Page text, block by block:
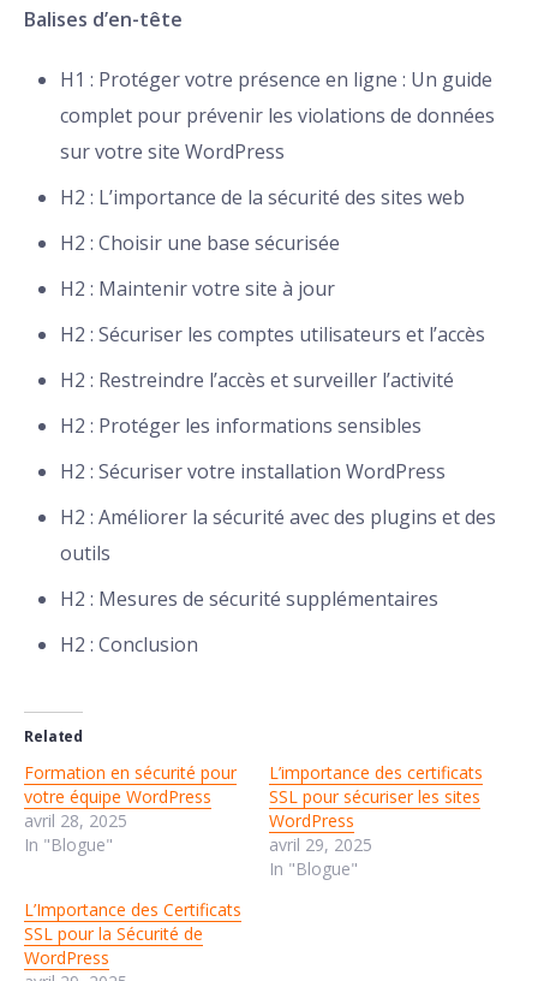
Balises d’en-tête
H1 : Protéger votre présence en ligne : Un guide
complet pour prévenir les violations de données
sur votre site WordPress
H2 : L’importance de la sécurité des sites web
H2 : Choisir une base sécurisée
H2 : Maintenir votre site à jour
H2 : Sécuriser les comptes utilisateurs et l’accès
H2 : Restreindre l’accès et surveiller l’activité
H2 : Protéger les informations sensibles
H2 : Sécuriser votre installation WordPress
H2 : Améliorer la sécurité avec des plugins et des
outils
H2 : Mesures de sécurité supplémentaires
H2 : Conclusion
Related
Formation en sécurité pour
votre équipe WordPress
avril 28, 2025
In "Blogue"
L’importance des certificats
SSL pour sécuriser les sites
WordPress
avril 29, 2025
In "Blogue"
L’Importance des Certificats
SSL pour la Sécurité de
WordPress